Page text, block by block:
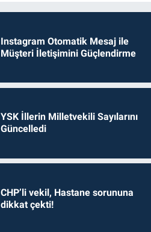
Instagram Otomatik Mesaj ile
Müşteri İletişimini Güçlendirme
YSK İllerin Milletvekili Sayılarını
Güncelledi
CHP’li vekil, Hastane sorununa
dikkat çekti!